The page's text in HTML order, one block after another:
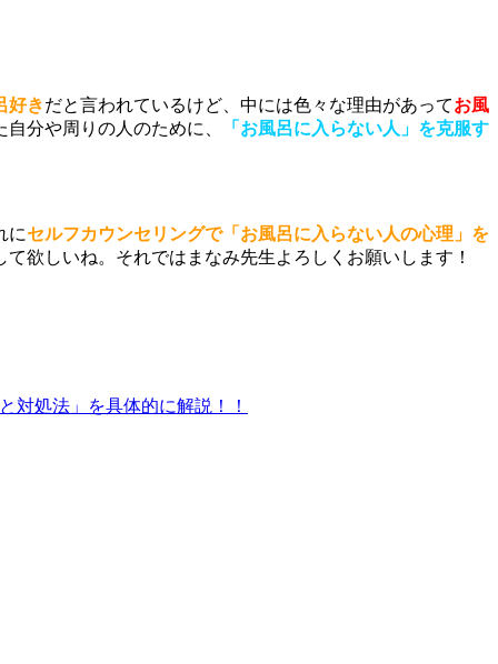
好きだと言われているけど、中には色々な理由があってお風
分や周りの人のために、
「お風呂に入らない人」を克服す
にセルフカウンセリングで「お風呂に入らない人の心理」を
て欲しいね。それではまなみ先生よろしくお願いします！
対処法」を具体的に解説！！